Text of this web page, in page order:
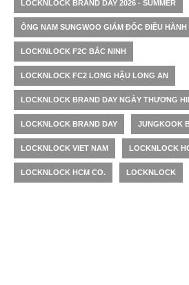
LOCKNLOCK BRAND DAY 2026 - SUMMER
ÔNG NAM SUNGWOO GIÁM ĐỐC ĐIỀU
LOCKNLOCK F2C BẮC NINH
LOCKNLOCK FC2 LONG HẬU LONG AN
LOCKNLOCK BRAND DAY NGÀY THƯƠNG
LOCKNLOCK BRAND DAY JUNGKOOK
LOCKNLOCK VIET NAM LOCKNLOCK
LOCKNLOCK HCM CO. LOCKNLOCK